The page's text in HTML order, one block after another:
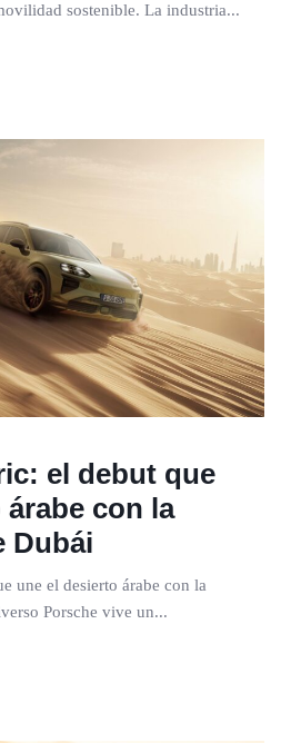
sostenible. La industria...
el debut que
con la
Dubái
une el desierto árabe con la
Porsche vive un...